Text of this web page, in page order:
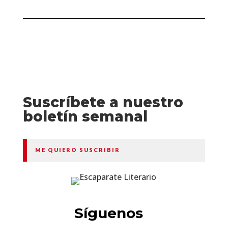
Suscríbete a nuestro
boletín semanal
ME QUIERO SUSCRIBIR
Síguenos